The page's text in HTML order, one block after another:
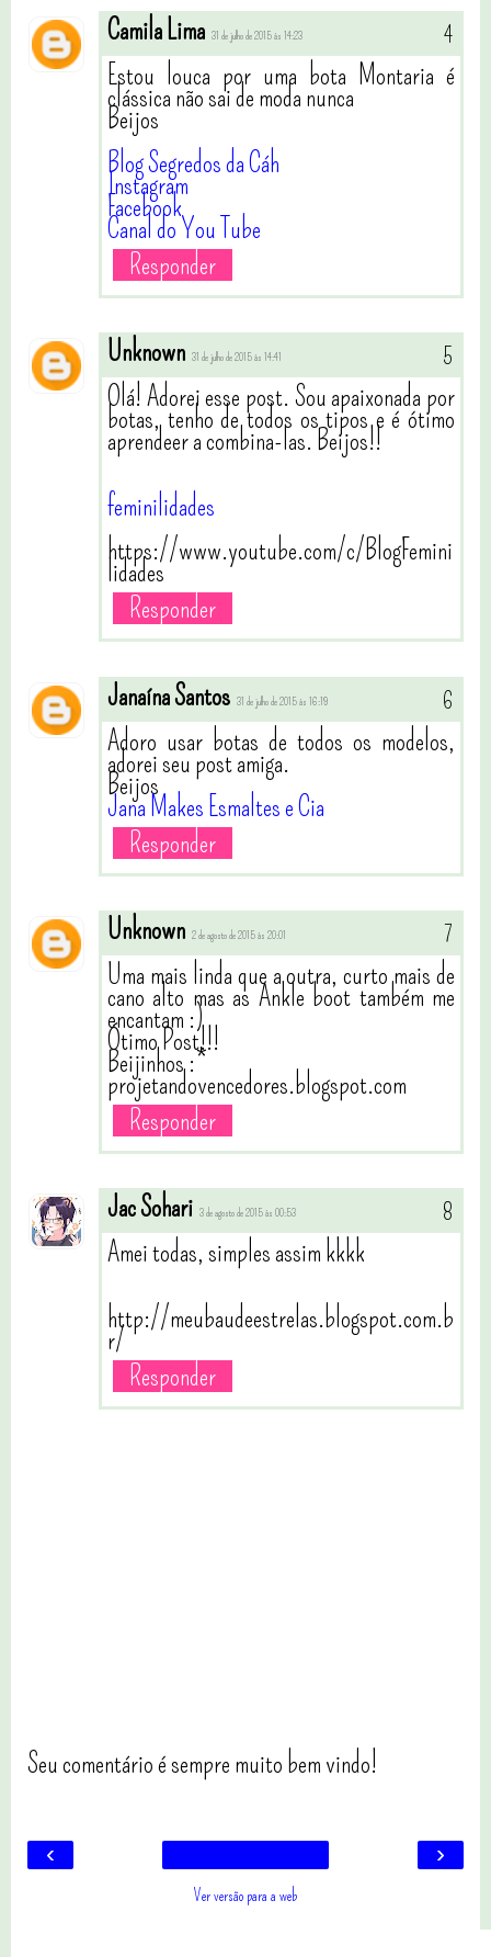
Camila Lima 31 de julho de 2015 às 14:23
Estou louca por uma bota Montaria é
clássica não sai de moda nunca
Beijos
Blog Segredos da Cáh
Instagram
Facebook
Canal do You Tube
Responder
Unknown 31 de julho de 2015 às 14:41
Olá! Adorei esse post. Sou apaixonada por
botas, tenho de todos os tipos e é ótimo
aprendeer a combina-las. Beijos!!
feminilidades
https://www.youtube.com/c/BlogFemini
lidades
Responder
Janaína Santos 31 de julho de 2015 às 16:19
Adoro usar botas de todos os modelos,
adorei seu post amiga.
Beijos
Jana Makes Esmaltes e Cia
Responder
Unknown 2 de agosto de 2015 às 20:01
Uma mais linda que a outra, curto mais de
cano alto mas as Ankle boot também me
encantam :)
Ótimo Post!!!
Beijinhos :*
projetandovencedores.blogspot.com
Responder
Jac Sohari 3 de agosto de 2015 às 00:53
Amei todas, simples assim kkkk
http://meubaudeestrelas.blogspot.com.b
r/
Responder
Seu comentário é sempre muito bem vindo!
‹ ›
Ver versão para a web